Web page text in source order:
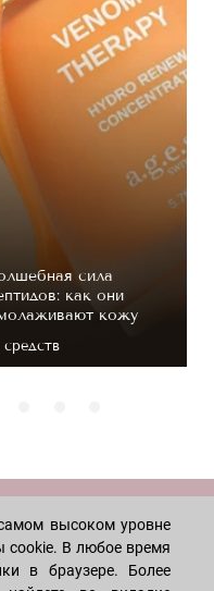
сила
как они
кожу
средств
высоком уровне
cookie. В любое время
в браузере. Более